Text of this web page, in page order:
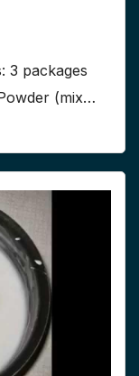
3 packages
(mix…